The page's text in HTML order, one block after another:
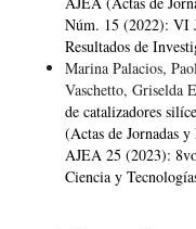
Núm. 15 (2022): VI
Resultados de
Marina Palacios,
Vaschetto, Griselda
de catalizadores
(Actas de Jornadas
AJEA 25 (2023):
Ciencia y